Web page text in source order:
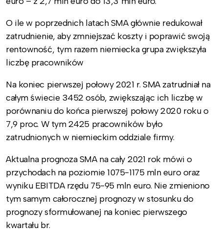
O ile w poprzednich latach SMA głównie redukował
zatrudnienie, aby zmniejszać koszty i poprawić swoją
rentowność, tym razem niemiecka grupa zwiększyła
liczbę pracowników
Na koniec pierwszej połowy 2021 r. SMA zatrudniał na
całym świecie 3452 osób, zwiększając ich liczbę w
porównaniu do końca pierwszej połowy 2020 roku o
7,9 proc. W tym 2425 pracowników było
zatrudnionych w niemieckim oddziale firmy.
Aktualna prognoza SMA na cały 2021 rok mówi o
przychodach na poziomie 1075-1175 mln euro oraz
wyniku EBITDA rzędu 75-95 mln euro. Nie zmieniono
tym samym całorocznej prognozy w stosunku do
prognozy sformułowanej na koniec pierwszego
kwartału br.